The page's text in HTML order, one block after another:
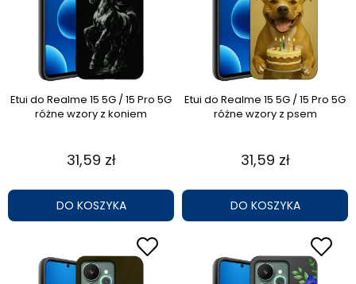
Etui do Realme 15 5G / 15 Pro 5G
różne wzory z koniem
31,59 zł
DO KOSZYKA
Etui do Realme 15 5G / 15 Pro 5G
różne wzory z psem
31,59 zł
DO KOSZYKA